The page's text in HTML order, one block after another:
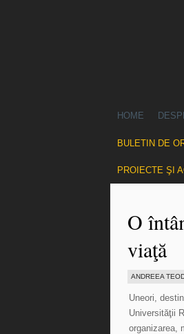
HOME
BULETIN DE
PROIECTE ŞI
O
viaţă
ANDREEA
Uneori,
Universităţii
organizarea,